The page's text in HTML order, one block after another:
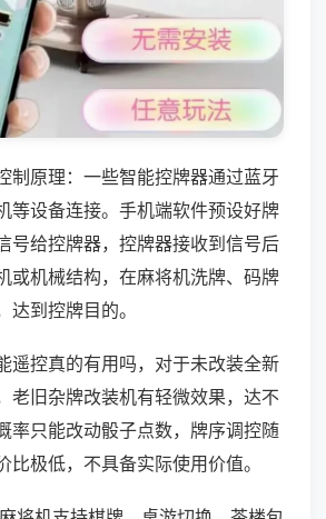
制原理：一些智能控牌器通过蓝牙
等设备连接。手机端软件预设好牌
号给控牌器，控牌器接收到信号后
或机械结构，在麻将机洗牌、码牌
到控牌目的。
遥控真的有用吗，对于未改装全新
老旧杂牌改装机有轻微效果，达不
率只能改动骰子点数，牌序调控随
比极低，不具备实际使用价值。